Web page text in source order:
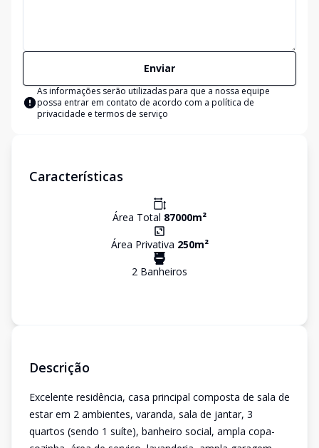
Enviar
As informações serão utilizadas para que a nossa equipe
possa entrar em contato de acordo com a política de
privacidade e termos de serviço
Características
Área Total 87000m²
Área Privativa 250m²
2 Banheiros
Descrição
Excelente residência, casa principal composta de sala de
estar em 2 ambientes, varanda, sala de jantar, 3
quartos (sendo 1 suíte), banheiro social, ampla copa-